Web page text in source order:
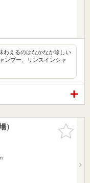
わえるのはなかなか珍しい
ンプー、リンスインシャ
お気に入
りに追加
）